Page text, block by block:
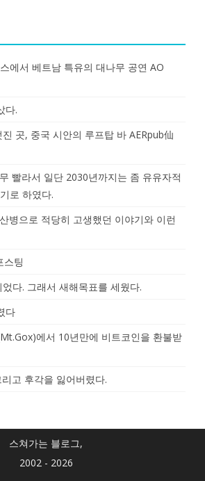
에서 베트남 특유의 대나무 공연 AO
다.
곳, 중국 시안의 루프탑 바 AERpub仙
빨라서 일단 2030년까지는 좀 유유자적
로 하였다.
병으로 적당히 고생했던 이야기와 이런
스팅
다. 그래서 새해목표를 세웠다.
다
에서 10년만에 비트코인을 환불받
고 후각을 잃어버렸다.
스쳐가는 블로그,
2002 - 2026